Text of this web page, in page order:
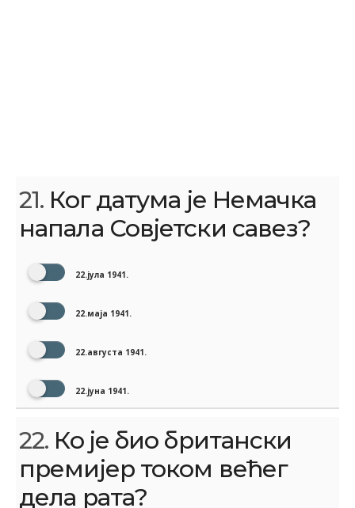
21. Ког датума је Немачка
напала Совјетски савез?
22.јула 1941.
22.маја 1941.
22.августа 1941.
22.јуна 1941.
22. Ко је био британски
премијер током већег
дела рата?